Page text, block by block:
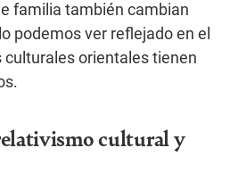
familia también cambian
podemos ver reflejado en el
culturales orientales tienen
cultural y